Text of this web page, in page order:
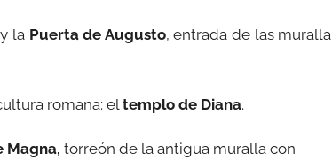
la Puerta de Augusto, entrada de las muralla
romana: el templo de Diana.
Magna, torreón de la antigua muralla con